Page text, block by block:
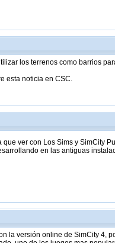
los terrenos como barrios
esta noticia en CSC.
ver con Los Sims y SimCity
en las antiguas
la versión online de SimCity 4,